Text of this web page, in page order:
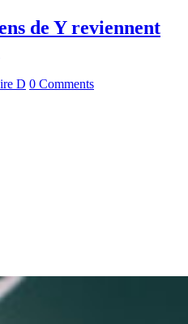
de Y reviennent
D 0 Comments